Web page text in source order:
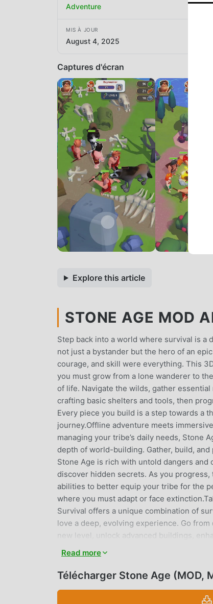
Adventure
MIS À JOUR
August 4, 2025
Captures d'écran
Explore this article
STONE AGE MOD
Step back into a world where survival is a
not just a bystander but the hero of an
courage, and skill were everything. This
you must grow from a lone wanderer to
of life. Navigate the wilds, gather
crafting basic shelters and tools, then
Every piece you build is a step towards a
journey.Offline adventure meets
managing your tribe’s daily needs, Stone
depth of world-building. Gather, build,
Stone Age is rich with untold dangers
discover hidden secrets. As you
abilities to better equip your tribe for the
where you must adapt or face
Survival offers a unique combination of
love a deep, evolving experience. Go
new level, unlock advanced buildings,
adventure. With its idle mechanics, the
while you handle other tasks. Return to
evolving clicker experience.Are you
Download Stone Age Survival now, and
Read more
Télécharger Stone Age (MOD,